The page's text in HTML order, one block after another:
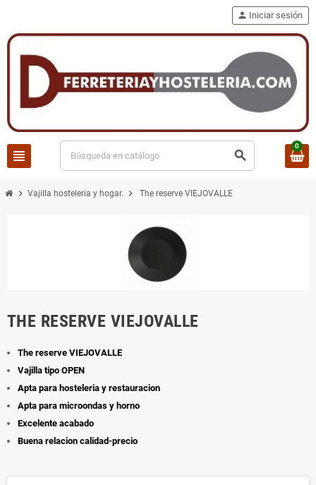
view_headline search
person Iniciar sesión
0
chevron_right Vajilla hosteleria y hogar. chevron_right The reserve VIEJOVALLE
THE RESERVE VIEJOVALLE
The reserve VIEJOVALLE
Vajilla tipo OPEN
Apta para hosteleria y restauracion
Apta para microondas y horno
Excelente acabado
Buena relacion calidad-precio